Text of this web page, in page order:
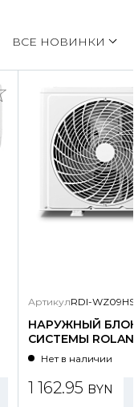
ВСЕ НОВИНКИ
АртикулRDI-
НАРУЖНЫЙ
СИСТЕМЫ
WZ09HSS/N1-
Нет в наличии
1 162.95 BYN